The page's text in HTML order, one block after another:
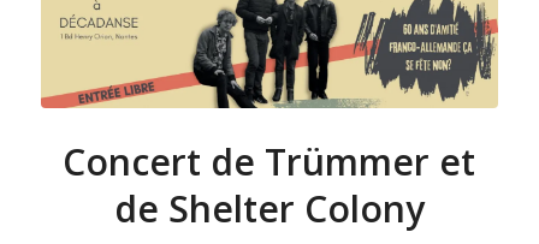
Concert de Trümmer et
de Shelter Colony